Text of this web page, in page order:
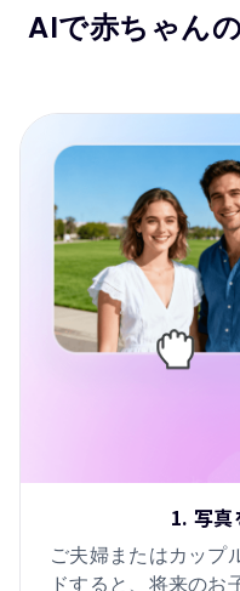
AIで赤ちゃん
1. 写真
ご夫婦またはカップ
ドすると、将来のお